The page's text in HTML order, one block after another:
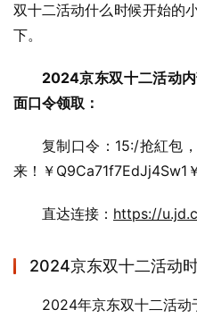
双十二活动什么时候开始的
下。
2024京东双十二活动
面口令领取：
复制口令：15:/抢紅包
来！￥Q9Ca71f7EdJj4Sw1
直达连接： https://
2024京东双十二活动时
2024年京东双十二活动